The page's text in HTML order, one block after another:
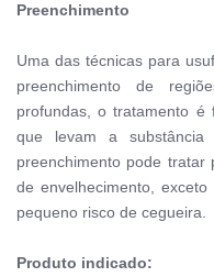
Preenchimento
Uma das técnicas para
preenchimento de
profundas, o tratamento
que levam a
preenchimento pode tratar
de envelhecimento,
pequeno risco de cegueira.
Produto indicado: